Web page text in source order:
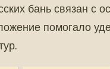
бань связан с
помогало